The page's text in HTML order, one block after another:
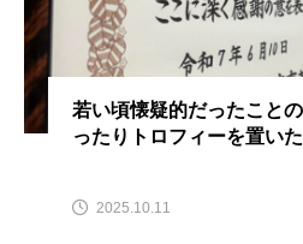
若い頃懐疑的だったこと
ったりトロフィーを置い
2025.10.11